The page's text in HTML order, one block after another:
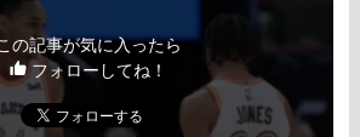
の記事が気に入ったら
フォローしてね！